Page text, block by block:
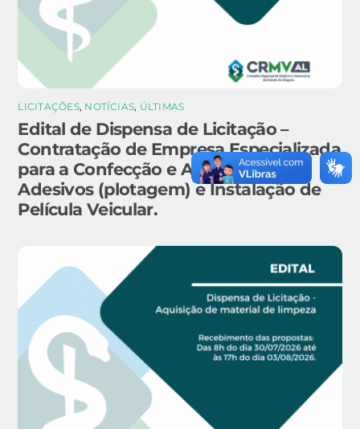
LICITAÇÕES, NOTÍCIAS, ÚLTIMAS
Edital de Dispensa de Licitação –
Contratação de Empresa Especializada
para a Confecção e Aplicação de
Adesivos (plotagem) e Instalação de
Película Veicular.